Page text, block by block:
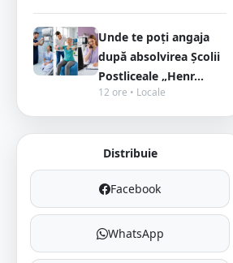
Unde te poți angaja
după absolvirea Școlii
Postliceale „Henr...
12 ore • Locale
Distribuie
Facebook
WhatsApp